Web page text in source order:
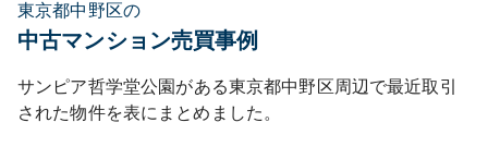
東京都中野区の
中古マンション売買事例
サンピア哲学堂公園 がある東京都中野区周辺で最近取引
された物件を表にまとめました。